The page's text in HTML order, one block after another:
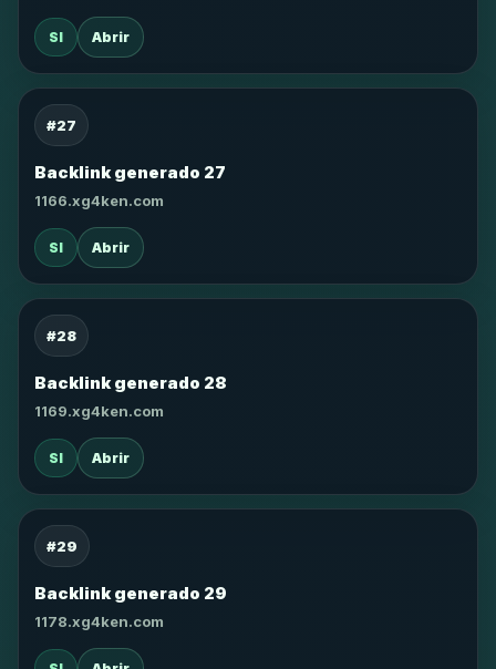
SI Abrir
#27
Backlink generado 27
1166.xg4ken.com
SI Abrir
#28
Backlink generado 28
1169.xg4ken.com
SI Abrir
#29
Backlink generado 29
1178.xg4ken.com